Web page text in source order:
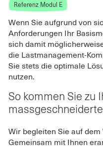
​​​​​​​Referenz Modul E
Wenn Sie aufgrund von
Anforderungen Ihr
sich damit
die Lastmanagement-
Sie stets die optimale
nutzen.
So kommen Sie zu
Wir begleiten Sie auf
Gemeinsam mit Ihnen